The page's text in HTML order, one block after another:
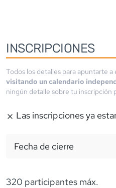
INSCRIPCIONES
Todos los detalles para apuntarte
visitando un calendario
ningún detalle sobre tu inscripción
Las inscripciones ya
Fecha de cierre
320 participantes máx.